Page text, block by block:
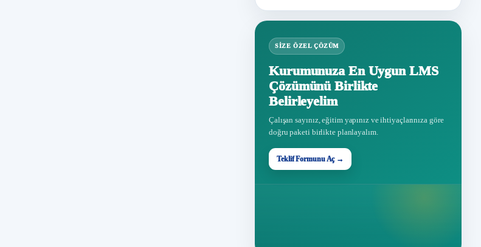
SIZE ÖZEL ÇÖZÜM
Kurumunuza En Uygun LMS
Çözümünü Birlikte
Belirleyelim
Çalışan sayınız, eğitim yapınız ve ihtiyaçlarınıza göre
doğru paketi birlikte planlayalım.
Teklif Formunu Aç →
Teklif